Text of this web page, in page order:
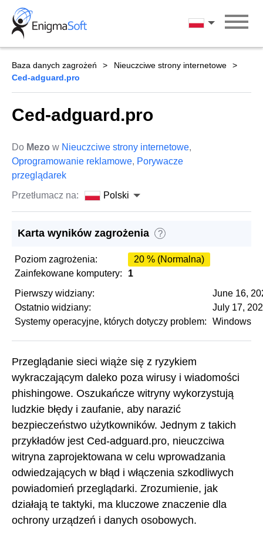
Skip
content
Polski
Baza danych zagrożeń
Nieuczciwe strony internetowe
Ced-adguard.pro
Ced-adguard.pro
Do Mezo w Nieuczciwe strony internetowe,
Oprogramowanie reklamowe, Porywacze
przeglądarek
Przetłumacz na:
Polski
Karta wyników zagrożenia ?
Poziom zagrożenia:
20 % (Normalna)
Zainfekowane komputery:
1
Pierwszy widziany:
June 16,
Ostatnio widziany:
July 17,
Systemy operacyjne, których dotyczy problem:
Windows
Przeglądanie sieci wiąże się z ryzykiem
wykraczającym daleko poza wirusy i wiadomości
phishingowe. Oszukańcze witryny wykorzystują
ludzkie błędy i zaufanie, aby narazić
bezpieczeństwo użytkowników. Jednym z takich
przykładów jest Ced-adguard.pro, nieuczciwa
witryna zaprojektowana w celu wprowadzania
odwiedzających w błąd i włączenia szkodliwych
powiadomień przeglądarki. Zrozumienie, jak
działają te taktyki, ma kluczowe znaczenie dla
ochrony urządzeń i danych osobowych.